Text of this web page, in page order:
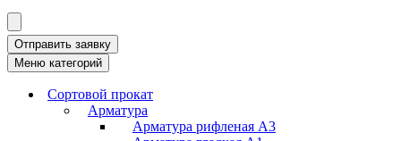
Отправить заявку
Меню категорий
Сортовой прокат
Арматура
Арматура рифленая А3